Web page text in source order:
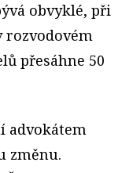
obvyklé, při
rozvodovém
přesáhne 50
advokátem
změnu.